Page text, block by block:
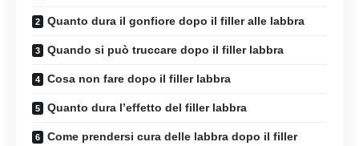
Quanto dura il gonfiore dopo il filler alle labbra
Quando si può truccare dopo il filler labbra
Cosa non fare dopo il filler labbra
Quanto dura l’effetto del filler labbra
Come prendersi cura delle labbra dopo il filler